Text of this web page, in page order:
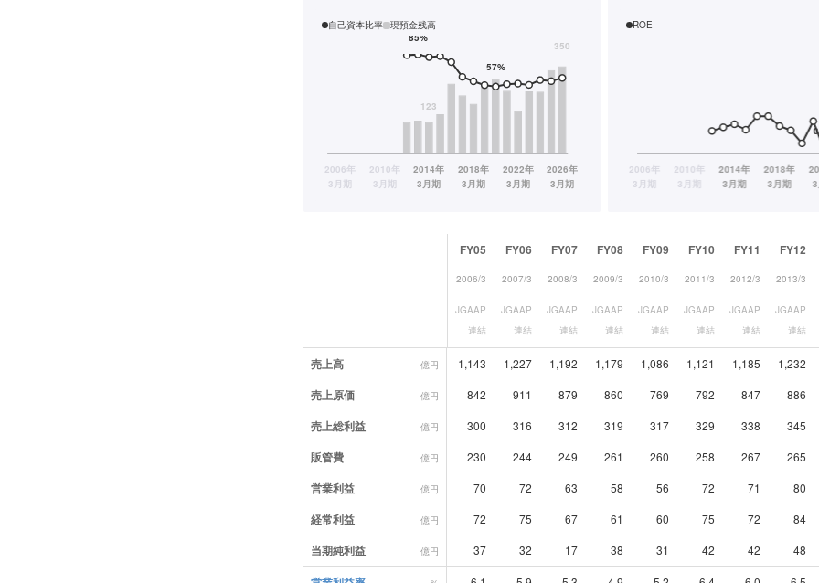
自己資本比率 現預金残高 ROE
業績データ一覧
FY05 FY06 FY07 FY08 FY09 FY10 FY11 FY12
2006/3 2007/3 2008/3 2009/3 2010/3 2011/3 2012/3 2013/3
JGAAP
連結
JGAAP
連結
JGAAP
連結
JGAAP
連結
JGAAP
連結
JGAAP
連結
JGAAP
連結
JGAAP
連結
売上高 億円 1,143 1,227 1,192 1,179 1,086 1,121 1,185 1,232
売上原価 億円 842 911 879 860 769 792 847 886
売上総利益 億円 300 316 312 319 317 329 338 345
販管費 億円 230 244 249 261 260 258 267 265
営業利益 億円 70 72 63 58 56 72 71 80
経常利益 億円 72 75 67 61 60 75 72 84
当期純利益 億円 37 32 17 38 31 42 42 48